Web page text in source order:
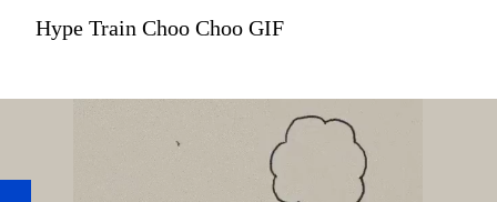
Hype Train Choo Choo GIF